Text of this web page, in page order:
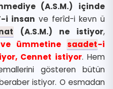
(A.S.M.) içinde
i insan ve ferîd-i kevn ü
(A.S.M.) ne istiyor,
ümmetine saadet-i
Cennet istiyor. Hem
gösteren bütün
istiyor. O esmadan